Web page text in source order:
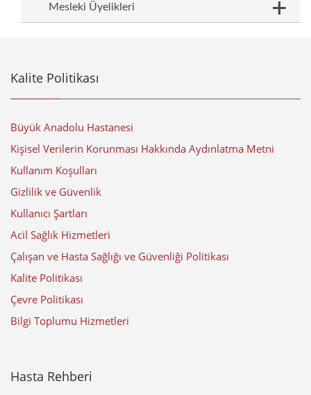
Mesleki Üyelikleri
Kalite Politikası
Büyük Anadolu Hastanesi
Kişisel Verilerin Korunması Hakkında Aydınlatma Metni
Kullanım Koşulları
Gizlilik ve Güvenlik
Kullanıcı Şartları
Acil Sağlık Hizmetleri
Çalışan ve Hasta Sağlığı ve Güvenliği Politikası
Kalite Politikası
Çevre Politikası
Bilgi Toplumu Hizmetleri
Hasta Rehberi